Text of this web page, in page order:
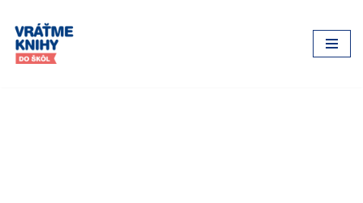
Preskočiť
na